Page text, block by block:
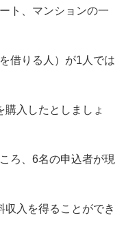
ト、マンションの一
借りる人）が1人では
入したとしましょ
ろ、6名の申込者が現
入を得ることができ